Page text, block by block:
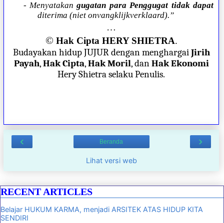
- Menyatakangugatan para Penggugat tidak dapat
diterima (niet onvangklijkverklaard).”
…
© Hak Cipta HERY SHIETRA.
Budayakan hidup JUJUR dengan menghargaiJirih
Payah,Hak Cipta,Hak Moril, danHak Ekonomi
Hery Shietra selaku Penulis.
‹ ›
Beranda
Lihat versi web
RECENT ARTICLES
Belajar HUKUM KARMA, menjadi ARSITEK ATAS HIDUP KITA
SENDIRI